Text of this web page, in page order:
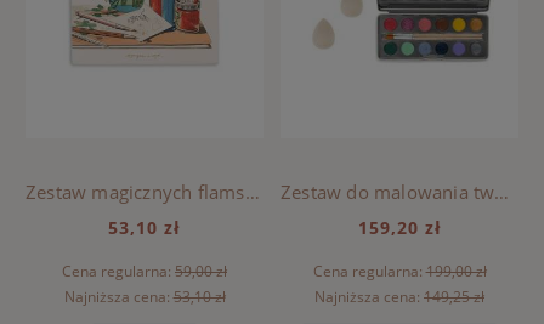
Zestaw magicznych flamstrów 10 szt. Konges Sloejd - MULTI
53,10 zł
Cena regularna: 59,00 zł
Najniższa cena:53,10 zł
Zestaw do malowania twarzy Konges Sloejd - MULTI
159,20 zł
Cena regularna:199,00 zł
Najniższa cena: 149,25 zł